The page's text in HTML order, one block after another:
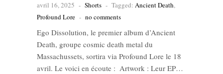
avril 16, 2025 - Shorts - Tagged: Ancient Death,
Profound Lore - no comments
Ego Dissolution, le premier album d’Ancient
Death, groupe cosmic death metal du
Massachussets, sortira via Profound Lore le 18
avril. Le voici en écoute : Artwork : Leur EP…